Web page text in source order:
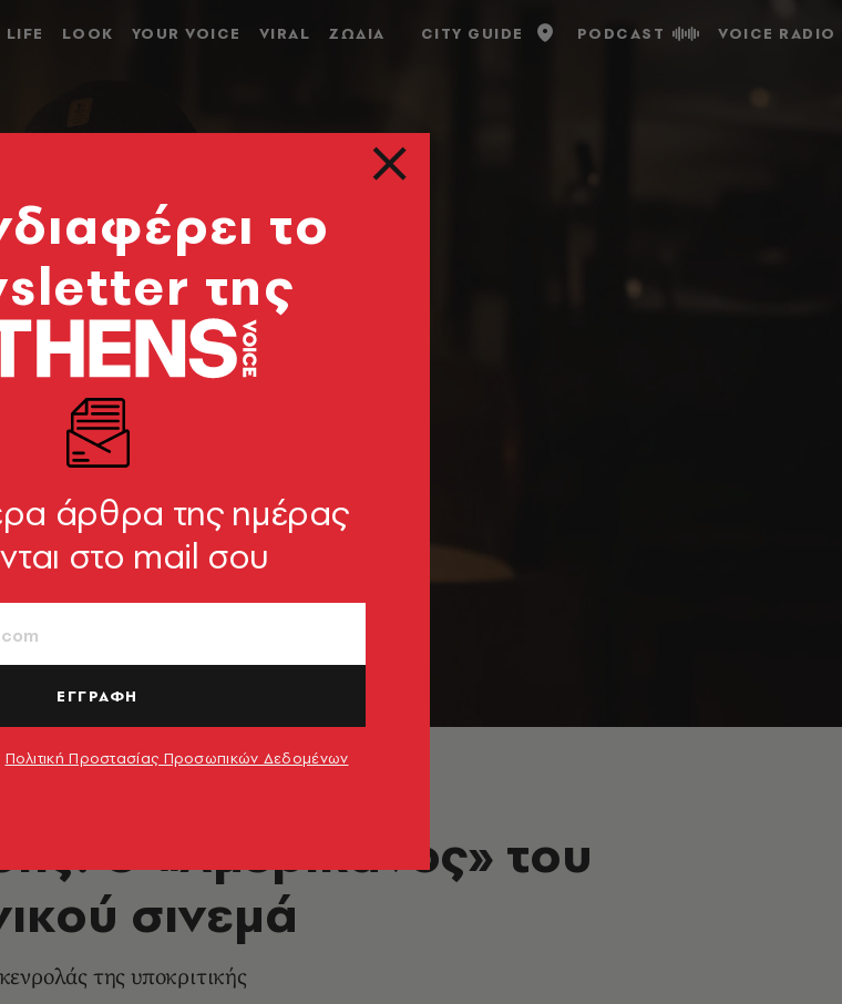
LIFE LOOK YOUR VOICE VIRAL ΖΩΔΙΑ CITY GUIDE PODCAST VOICE RADIO
Ο «Αμερικάνος» του
σινεμά
της υποκριτικής
το
της
άρθρα της ημέρας
στο mail σου
ΕΓΓΡΑΦΗ
Πολιτική Προστασίας Προσωπικών Δεδομένων